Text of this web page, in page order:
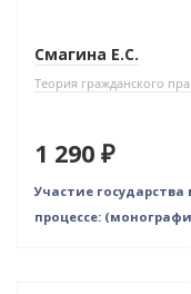
Смагина Е.С.
Теория гражданского
1 290 ₽
Участие
процессе: